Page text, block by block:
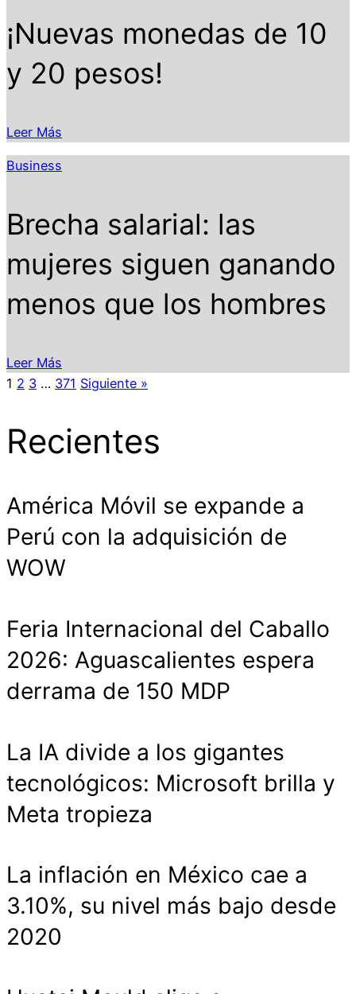
¡Nuevas monedas de 10
y 20 pesos!
Leer Más
Business
Brecha salarial: las
mujeres siguen ganando
menos que los hombres
Leer Más
1 2 3 … 371 Siguiente »
Recientes
América Móvil se expande a
Perú con la adquisición de
WOW
Feria Internacional del Caballo
2026: Aguascalientes espera
derrama de 150 MDP
La IA divide a los gigantes
tecnológicos: Microsoft brilla y
Meta tropieza
La inflación en México cae a
3.10%, su nivel más bajo desde
2020